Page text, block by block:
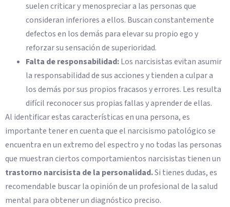
suelen criticar y menospreciar a las personas que
consideran inferiores a ellos. Buscan constantemente
defectos en los demás para elevar su propio ego y
reforzar su sensación de superioridad.
Falta de responsabilidad:Los narcisistas evitan asumir
la responsabilidad de sus acciones y tienden a culpar a
los demás por sus propios fracasos y errores. Les resulta
difícil reconocer sus propias fallas y aprender de ellas.
Al identificar estas características en una persona, es
importante tener en cuenta que el narcisismo patológico se
encuentra en un extremo del espectro y no todas las personas
que muestran ciertos comportamientos narcisistas tienen un
trastorno narcisista de la personalidad.Si tienes dudas, es
recomendable buscar la opinión de un profesional de la salud
mental para obtener un diagnóstico preciso.